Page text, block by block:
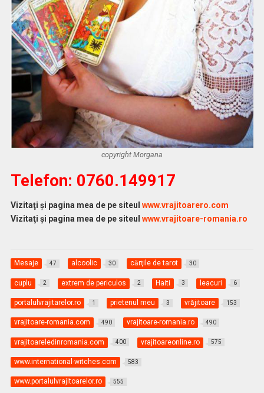
copyright Morgana
Telefon: 0760.149917
Vizitaţi şi pagina mea de pe siteul www.vrajitoarero.com
Vizitaţi şi pagina mea de pe siteul www.vrajitoare-romania.ro
Mesaje 47 alcoolic 30 cărţile de tarot 30
cuplu 2 extrem de periculos 2 Haiti 3 leacuri 6
portalulvrajitarelor.ro 1 prietenul meu 3 vrăjitoare 153
vrajitoare-romania.com 490 vrajitoare-romania.ro 490
vrajitoareledinromania.com 400 vrajitoareonline.ro 575
www.international-witches.com 583
www.portalulvrajitoarelor.ro 555